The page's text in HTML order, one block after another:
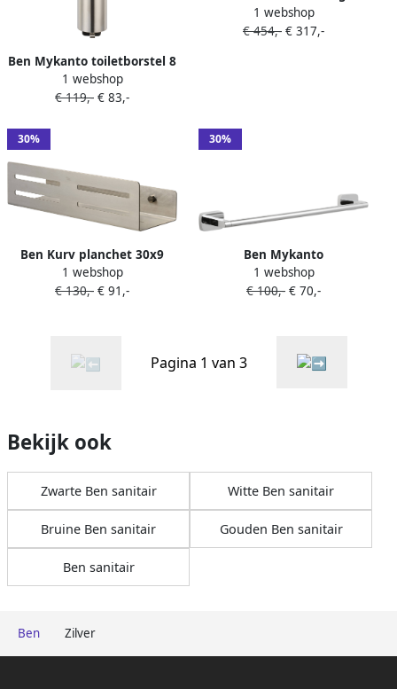
Ben Zilver
Ben Mykanto toiletborstel 8
9x10x48 2cm geborsteld
nikkel
1 webshop
€ 119,- € 83,-
inzetbaar met tegel of
meegeleverd rooster 70cm
1 webshop
€ 454,- € 317,-
30%
Ben Kurv planchet 30x9
6x8cm geborsteld nikkel
1 webshop
€ 130,- € 91,-
30%
Ben Mykanto
handdoekbeugel 45x7x3
9cm chroom
1 webshop
€ 100,- € 70,-
Pagina 1 van 3
Bekijk ook
Zwarte Ben sanitair Witte Ben sanitair
Bruine Ben sanitair Gouden Ben sanitair
Ben sanitair